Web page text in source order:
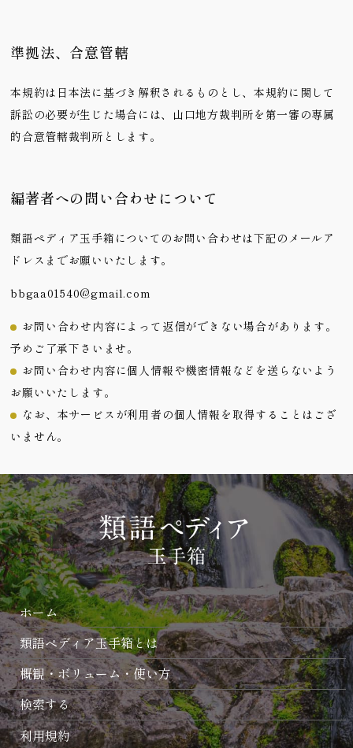
準拠法、合意管轄
本規約は日本法に基づき解釈されるものとし、本規約に関して
訴訟の必要が生じた場合には、山口地方裁判所を第一審の専属
的合意管轄裁判所とします。
編著者への問い合わせについて
類語ペディア玉手箱についてのお問い合わせは下記のメールア
ドレスまでお願いいたします。
bbgaa01540@gmail.com
お問い合わせ内容によって返信ができない場合があります。
予めご了承下さいませ。
お問い合わせ内容に個人情報や機密情報などを送らないよう
お願いいたします。
なお、本サービスが利用者の個人情報を取得することはござ
いません。
ホーム
類語ペディア玉手箱とは
概観・ボリューム・使い方
検索する
利用規約